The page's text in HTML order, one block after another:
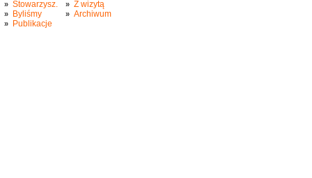
» Stowarzysz.
» Byliśmy
» Publikacje
» Z wizytą
» Archiwum